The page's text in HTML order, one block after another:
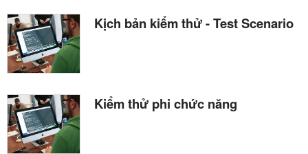
Kịch bản kiểm thử - Test Scenario
Kiểm thử phi chức năng